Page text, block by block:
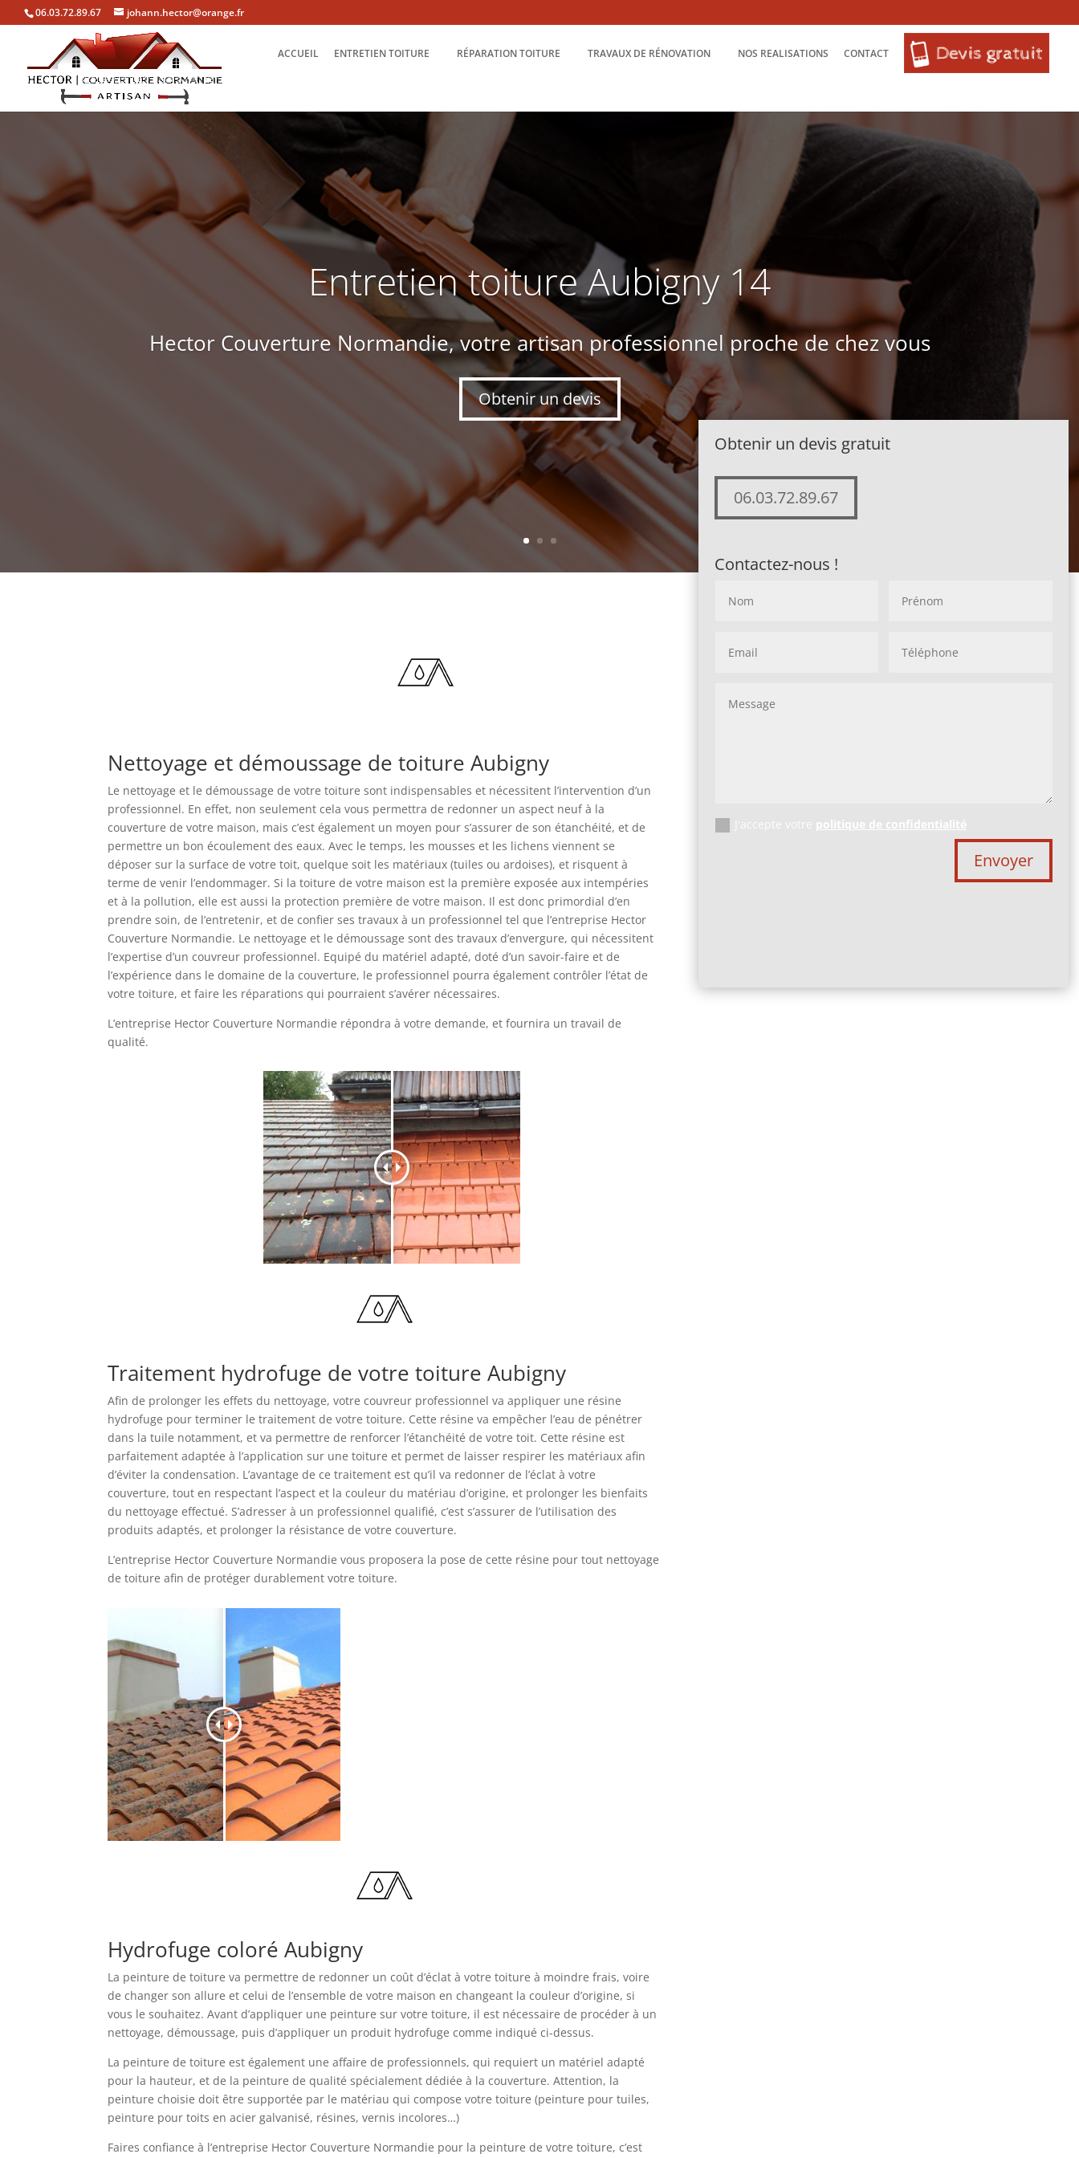
06.03.72.89.67 johann.hector@orange.fr
ACCUEIL ENTRETIEN TOITURE RÉPARATION TOITURE TRAVAUX DE RÉNOVATION NOS REALISATIONS CONTACT
Entretien toiture Aubigny 14
Hector Couverture Normandie, votre artisan professionnel proche de chez vous
Obtenir un devis
Nettoyage et démoussage de toiture Aubigny
Le nettoyage et le démoussage de votre toiture sont indispensables et nécessitent l’intervention d’un
professionnel. En effet, non seulement cela vous permettra de redonner un aspect neuf à la
couverture de votre maison, mais c’est également un moyen pour s’assurer de son étanchéité, et de
permettre un bon écoulement des eaux. Avec le temps, les mousses et les lichens viennent se
déposer sur la surface de votre toit, quelque soit les matériaux (tuiles ou ardoises), et risquent à
terme de venir l’endommager. Si la toiture de votre maison est la première exposée aux intempéries
et à la pollution, elle est aussi la protection première de votre maison. Il est donc primordial d’en
prendre soin, de l’entretenir, et de confier ses travaux à un professionnel tel que l’entreprise Hector
Couverture Normandie. Le nettoyage et le démoussage sont des travaux d’envergure, qui nécessitent
l’expertise d’un couvreur professionnel. Equipé du matériel adapté, doté d’un savoir-faire et de
l’expérience dans le domaine de la couverture, le professionnel pourra également contrôler l’état de
votre toiture, et faire les réparations qui pourraient s’avérer nécessaires.
L’entreprise Hector Couverture Normandie répondra à votre demande, et fournira un travail de
qualité.
Traitement hydrofuge de votre toiture Aubigny
Afin de prolonger les effets du nettoyage, votre couvreur professionnel va appliquer une résine
hydrofuge pour terminer le traitement de votre toiture. Cette résine va empêcher l’eau de pénétrer
dans la tuile notamment, et va permettre de renforcer l’étanchéité de votre toit. Cette résine est
parfaitement adaptée à l’application sur une toiture et permet de laisser respirer les matériaux afin
d’éviter la condensation. L’avantage de ce traitement est qu’il va redonner de l’éclat à votre
couverture, tout en respectant l’aspect et la couleur du matériau d’origine, et prolonger les bienfaits
du nettoyage effectué. S’adresser à un professionnel qualifié, c’est s’assurer de l’utilisation des
produits adaptés, et prolonger la résistance de votre couverture.
L’entreprise Hector Couverture Normandie vous proposera la pose de cette résine pour tout nettoyage
de toiture afin de protéger durablement votre toiture.
Hydrofuge coloré Aubigny
La peinture de toiture va permettre de redonner un coût d’éclat à votre toiture à moindre frais, voire
de changer son allure et celui de l’ensemble de votre maison en changeant la couleur d’origine, si
vous le souhaitez. Avant d’appliquer une peinture sur votre toiture, il est nécessaire de procéder à un
nettoyage, démoussage, puis d’appliquer un produit hydrofuge comme indiqué ci-dessus.
La peinture de toiture est également une affaire de professionnels, qui requiert un matériel adapté
pour la hauteur, et de la peinture de qualité spécialement dédiée à la couverture. Attention, la
peinture choisie doit être supportée par le matériau qui compose votre toiture (peinture pour tuiles,
peinture pour toits en acier galvanisé, résines, vernis incolores…)
Faires confiance à l’entreprise Hector Couverture Normandie pour la peinture de votre toiture, c’est
Obtenir un devis gratuit
06.03.72.89.67
Contactez-nous !
J'accepte votre politique de confidentialité
Envoyer